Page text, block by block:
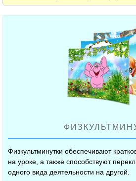
Физкультминутки обеспечивают
на уроке, а также способствуют
одного вида деятельности на другой.